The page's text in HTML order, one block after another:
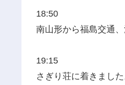
18:50
南山形から福島交通
19:15
さぎり荘に着きまし